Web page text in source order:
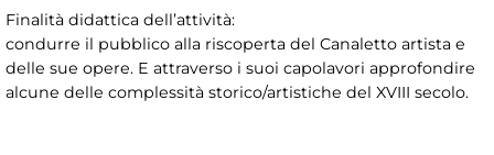
Finalità didattica dell’attività:
condurre il pubblico alla riscoperta del Canaletto artista e
delle sue opere. E attraverso i suoi capolavori approfondire
alcune delle complessità storico/artistiche del XVIII secolo.